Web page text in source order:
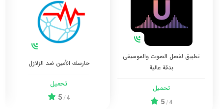
تطبيق لفصل الصوت والموسيقى
بدقة عالية
تحميل
4
/
5
حارسك الأمين ضد الزلازل
تحميل
4
/
5